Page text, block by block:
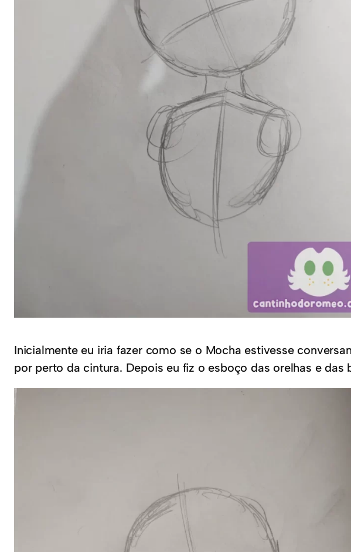
Inicialmente eu iria fazer como se o Mocha estivesse
por perto da cintura. Depois eu fiz o esboço das orelhas e das